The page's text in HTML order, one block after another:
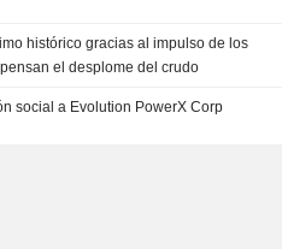
histórico gracias al impulso de los
el desplome del crudo
social a Evolution PowerX Corp